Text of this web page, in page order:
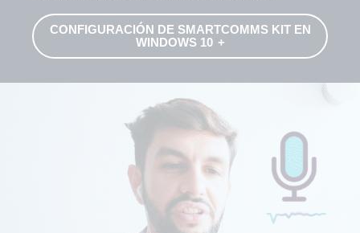
CONFIGURACIÓN DE SMARTCOMMS KIT EN
WINDOWS 10